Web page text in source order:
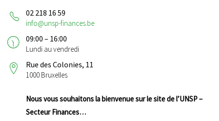
02 218 16 59
info@unsp-finances.be
09:00 – 16:00
Lundi au vendredi
Rue des Colonies, 11
1000 Bruxelles
Nous vous souhaitons la bienvenue sur le site de l’UNSP –
Secteur Finances…